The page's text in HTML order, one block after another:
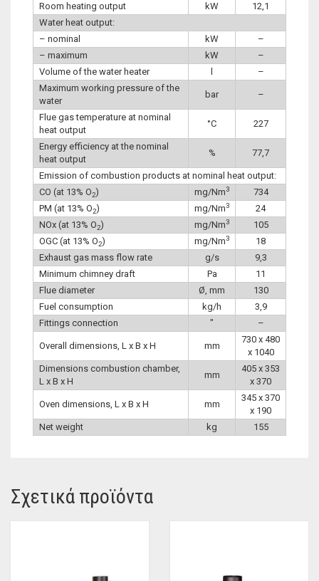
Room heating output kW
12,1
Water heat output:
– nominal
kW
–
– maximum
kW
–
Volume of the water heater
–
Maximum working pressure of the
water
bar –
Flue gas temperature at nominal
heat output
°C 227
Energy efficiency at the nominal
heat output
% 77,7
Emission of combustion products at nominal heat output:
CO (at 13% O2) mg/Nm3
734
PM (at 13% O2) mg/Nm3
24
NOx (at 13% O2) mg/Nm3
105
OGC (at 13% O2) mg/Nm3
18
Exhaust gas mass flow rate
g/s
9,3
Minimum chimney draft
Pa
11
Flue diameter
Ø, mm
130
Fuel consumption
kg/h
3,9
Fittings connection
″ –
Overall dimensions, L x B x H mm
730 x 480
x 1040
Dimensions combustion chamber,
L x B x H
mm
405 x 353
x 370
Oven dimensions, L x B x H mm
345 x 370
x 190
Net weight
kg 155
Σχετικά προϊόντα